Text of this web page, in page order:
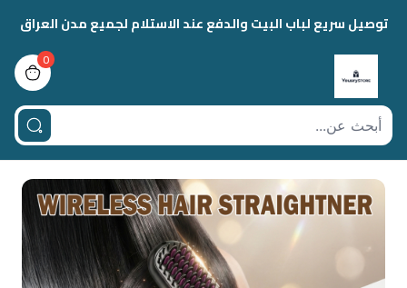
توصيل سريع لباب البيت والدفع عند الاستلام لجميع مدن العراق
0
bag